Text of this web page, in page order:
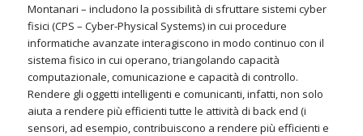
Montanari – includono la possibilità di sfruttare sistemi cyber
fisici (CPS – Cyber-Physical Systems) in cui procedure
informatiche avanzate interagiscono in modo continuo con il
sistema fisico in cui operano, triangolando capacità
computazionale, comunicazione e capacità di controllo.
Rendere gli oggetti intelligenti e comunicanti, infatti, non solo
aiuta a rendere più efficienti tutte le attività di back end (i
sensori, ad esempio, contribuiscono a rendere più efficienti e